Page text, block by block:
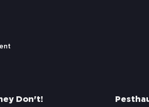
Don't!